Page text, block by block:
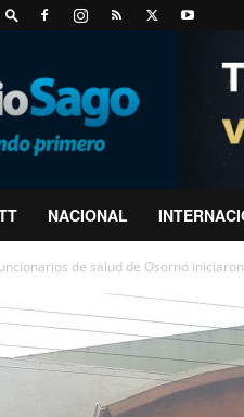
NACIONAL
de salud de Osorno